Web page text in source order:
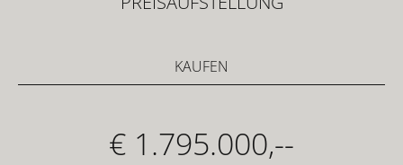
KAUFEN
€ 1.795.000,--